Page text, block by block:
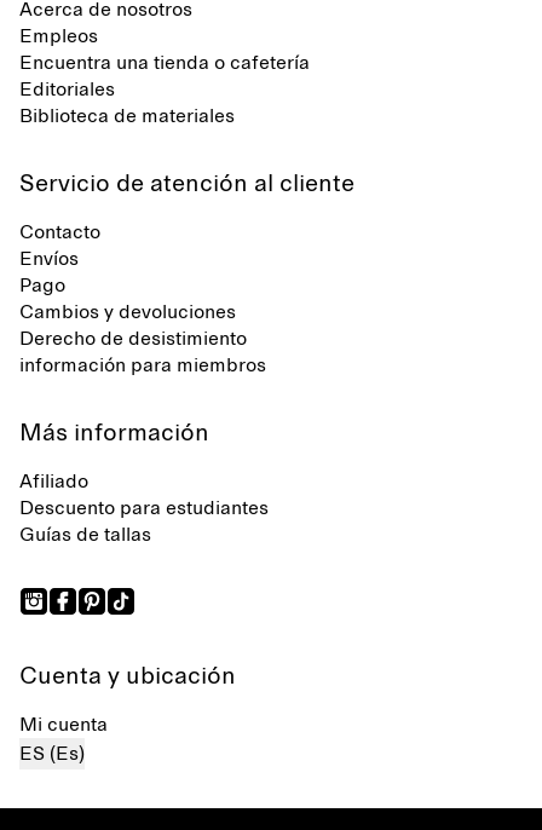
Acerca de nosotros
Empleos
Encuentra una tienda o cafetería
Editoriales
Biblioteca de materiales
Servicio de atención al cliente
Contacto
Envíos
Pago
Cambios y devoluciones
Derecho de desistimiento
información para miembros
Más información
Afiliado
Descuento para estudiantes
Guías de tallas
Cuenta y ubicación
Mi cuenta
ES (Es)